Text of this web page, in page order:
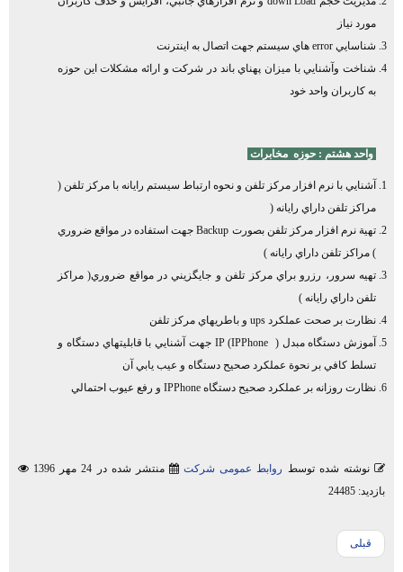
مورد نیاز
شناسايي error هاي سيستم جهت اتصال به اينترنت
شناخت وآشنايي با ميزان پهناي باند در شرکت و ارائه مشكلات اين حوزه
به كاربران واحد خود
واحد هشتم : حوزه مخابرات
آشنايي با نرم افزار مركز تلفن و نحوه ارتباط سيستم رايانه با مركز تلفن (
مراكز تلفن داراي رايانه (
تهية نرم افزار مركز تلفن بصورت Backup جهت استفاده در مواقع ضروري
) مراكز تلفن داراي رايانه )
تهيه سرور، رزرو براي مركز تلفن و جايگزيني در مواقع ضروري( مراكز
تلفن داراي رايانه )
نظارت بر صحت عملكرد ups و باطريهاي مركز تلفن
آموزش دستگاه مبدل IP (IPPhone ) جهت آشنايي با قابليتهاي دستگاه و
تسلط كافي بر نحوة عملكرد صحيح دستگاه و عيب يابي آن
نظارت روزانه بر عملكرد صحيح دستگاه IPPhone و رفع عيوب احتمالي
نوشته شده توسط روابط عمومی شرکت
منتشر شده در 24 مهر 1396
بازدید: 24485
قبلی